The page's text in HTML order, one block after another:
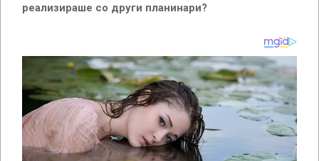
реализираше со други планинари?